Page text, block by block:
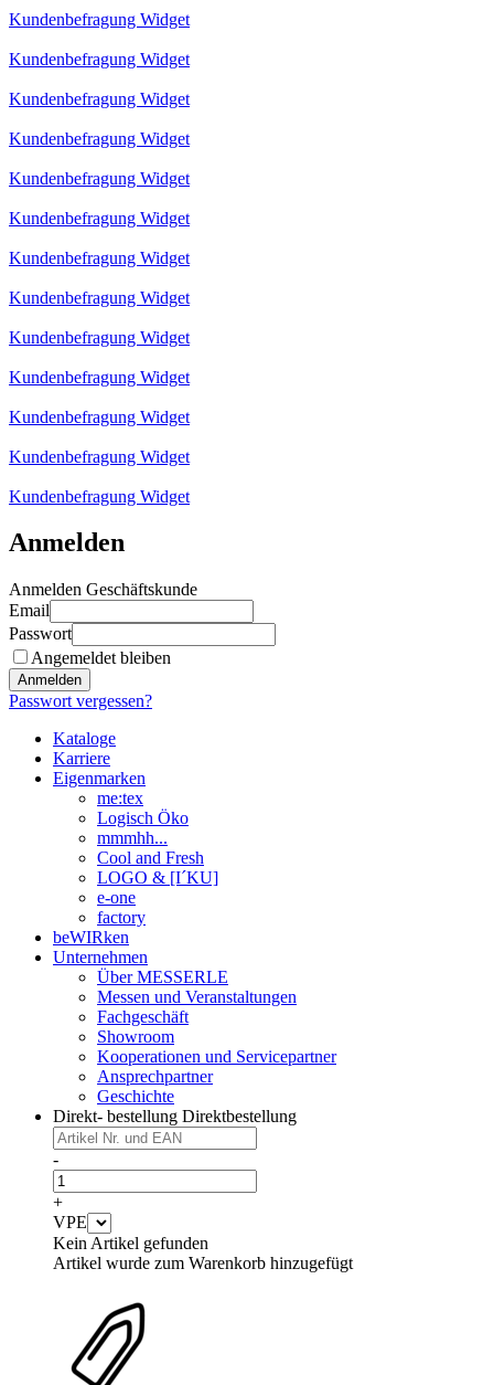
Kundenbefragung Widget
Kundenbefragung Widget
Kundenbefragung Widget
Kundenbefragung Widget
Kundenbefragung Widget
Kundenbefragung Widget
Kundenbefragung Widget
Kundenbefragung Widget
Kundenbefragung Widget
Kundenbefragung Widget
Kundenbefragung Widget
Kundenbefragung Widget
Kundenbefragung Widget
Anmelden
Anmelden Geschäftskunde
Email
Passwort
Angemeldet bleiben
Anmelden
Passwort vergessen?
Kataloge
Karriere
Eigenmarken
me:tex
Logisch Öko
mmmhh...
Cool and Fresh
LOGO & [I´KU]
e-one
factory
beWIRken
Unternehmen
Über MESSERLE
Messen und Veranstaltungen
Fachgeschäft
Showroom
Kooperationen und Servicepartner
Ansprechpartner
Geschichte
Direkt- bestellung Direktbestellung
-
+
VPE
Kein Artikel gefunden
Artikel wurde zum Warenkorb hinzugefügt